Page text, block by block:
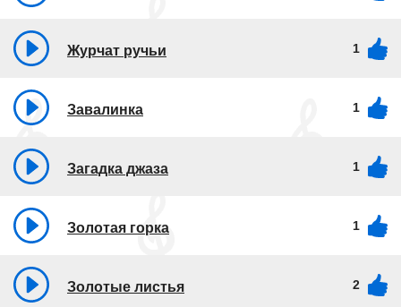
Журчат ручьи 1
Завалинка 1
Загадка джаза 1
Золотая горка 1
Золотые листья 2